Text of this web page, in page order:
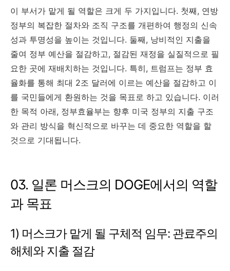
이 부서가 맡게 될 역할은 크게 두 가지입니다. 첫째, 연방
정부의 복잡한 절차와 조직 구조를 개편하여 행정의 신속
성과 투명성을 높이는 것입니다. 둘째, 낭비적인 지출을
줄여 정부 예산을 절감하고, 절감된 재정을 실질적으로 필
요한 곳에 재배치하는 것입니다. 특히, 트럼프는 정부 효
율화를 통해 최대 2조 달러에 이르는 예산을 절감하고 이
를 국민들에게 환원하는 것을 목표로 하고 있습니다. 이러
한 목적 아래, 정부효율부는 향후 미국 정부의 지출 구조
와 관리 방식을 혁신적으로 바꾸는 데 중요한 역할을 할
것으로 기대됩니다.
03. 일론 머스크의 DOGE에서의 역할
과 목표
1) 머스크가 맡게 될 구체적 임무: 관료주의
해체와 지출 절감